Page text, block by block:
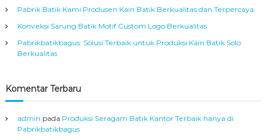
s
l
s
i
o
Pabrik Batik Kami Produsen Kain Batik Berkualitas dan Terpercaya
Konveksi Sarung Batik Motif Custom Logo Berkualitas
Pabrikbatikbagus: Solusi Terbaik untuk Produksi Kain Batik Solo
Berkualitas
Komentar Terbaru
admin pada Produksi Seragam Batik Kantor Terbaik hanya di
Pabrikbatikbagus